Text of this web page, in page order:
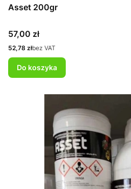
Asset 200gr
Cena
57,00 zł
Cena
52,78 złbez VAT
Do koszyka